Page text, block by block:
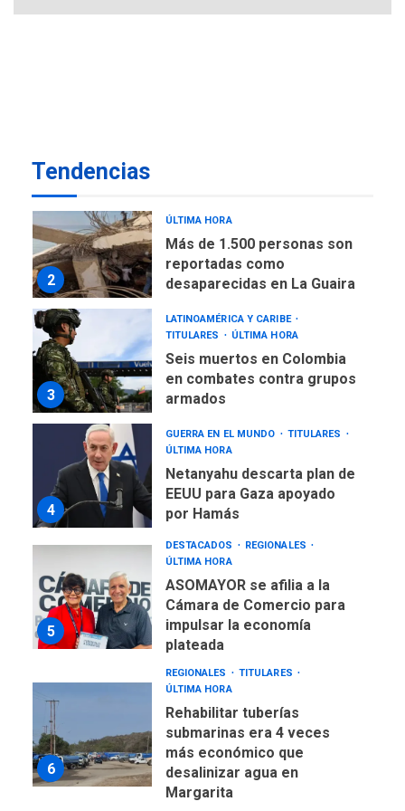
Tendencias
de almacenamiento de agua
2
ÚLTIMA HORA
Más de 1.500 personas son
reportadas como
desaparecidas en La Guaira
3
LATINOAMÉRICA Y CARIBE
TITULARES
ÚLTIMA HORA
Seis muertos en Colombia
en combates contra grupos
armados
4
GUERRA EN EL MUNDO
TITULARES
ÚLTIMA HORA
Netanyahu descarta plan de
EEUU para Gaza apoyado
por Hamás
5
DESTACADOS
REGIONALES
ÚLTIMA HORA
ASOMAYOR se afilia a la
Cámara de Comercio para
impulsar la economía
plateada
6
REGIONALES
TITULARES
ÚLTIMA HORA
Rehabilitar tuberías
submarinas era 4 veces
más económico que
desalinizar agua en
Margarita